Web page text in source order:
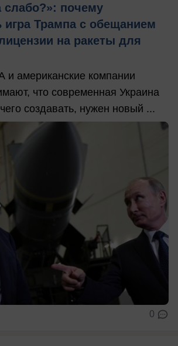
почему
игра Трампа с обещанием
на ракеты для
американские компании
что современная Украина
создавать, нужен новый ...
0